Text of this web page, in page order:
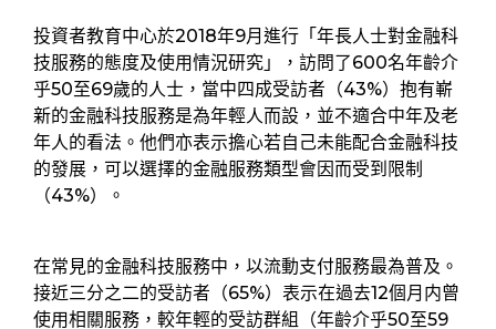
投資者教育中心於2018年9月進行「年長人士對金融科
技服務的態度及使用情況研究」，訪問了600名年齡介
乎50至69歲的人士，當中四成受訪者（43%）抱有嶄
新的金融科技服務是為年輕人而設，並不適合中年及老
年人的看法。他們亦表示擔心若自己未能配合金融科技
的發展，可以選擇的金融服務類型會因而受到限制
（43%）。
在常見的金融科技服務中，以流動支付服務最為普及。
接近三分之二的受訪者（65%）表示在過去12個月内曾
使用相關服務，較年輕的受訪群組（年齡介乎50至59